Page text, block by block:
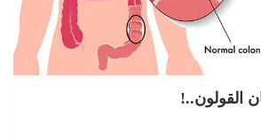
القولون..!